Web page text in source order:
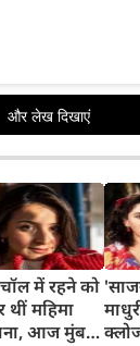
में रहने को
महिमा
आज मुंबई